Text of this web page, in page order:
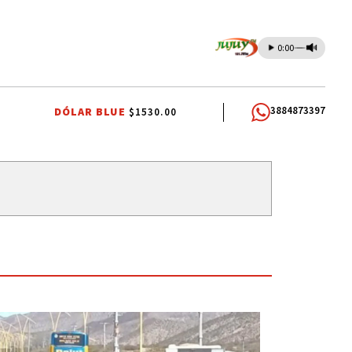
0:00
PATRONALES LEY DE TIERRAS
DÓLAR BLUE $1530.00 3884873397